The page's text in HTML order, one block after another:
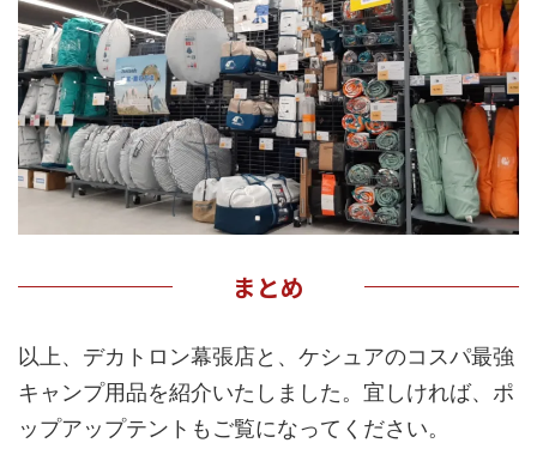
まとめ
以上、デカトロン幕張店と、ケシュアのコスパ最強
キャンプ用品を紹介いたしました。宜しければ、ポ
ップアップテントもご覧になってください。